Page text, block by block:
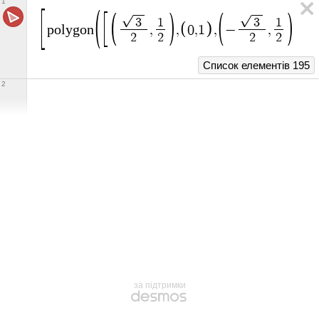
polygon
3
2
, 1
2
, 0,1 , −
3
2
, 1
2
Список елементів 195
2
за підтримки